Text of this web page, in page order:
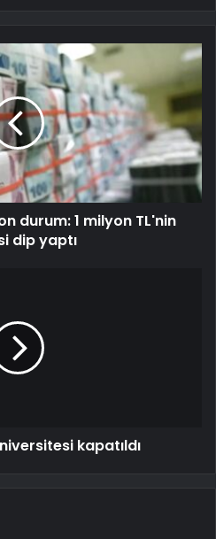
durum: 1 milyon TL'nin
dip yaptı
kapatıldı